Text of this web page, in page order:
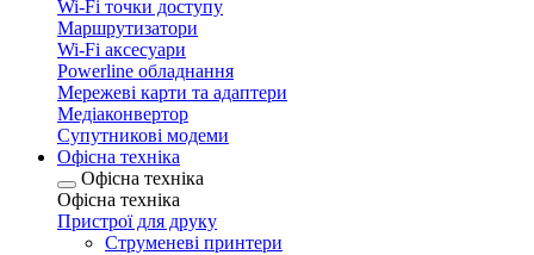
Wi-Fi точки доступу
Маршрутизатори
Wi-Fi аксесуари
Рowerline обладнання
Мережеві карти та адаптери
Медіаконвертор
Супутникові модеми
Офісна техніка
Офісна техніка
Офісна техніка
Пристрої для друку
Струменеві принтери